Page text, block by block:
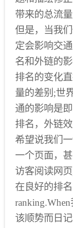
带来的总流
但是，当我
定会影响交
名和外链的
排名的变化
量的差别;世
通的影响是
排名，外链
希望说我们
一个页面，
访客阅读网
在良好的排
该顺势而日